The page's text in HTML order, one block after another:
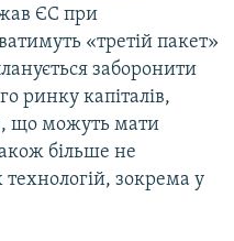
ЄС при
«третій пакет»
заборонити
ринку капіталів,
що можуть мати
більше не
технологій, зокрема у